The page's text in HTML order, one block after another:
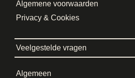
Algemene voorwaarden
Privacy & Cookies
Veelgestelde vragen
Algemeen